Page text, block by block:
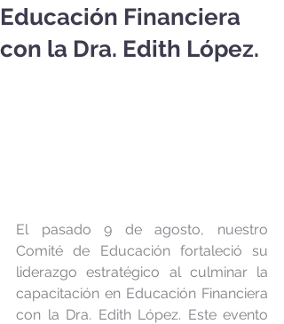
Educación Financiera
con la Dra. Edith López.
El pasado 9 de agosto, nuestro
Comité de Educación fortaleció su
liderazgo estratégico al culminar la
capacitación en Educación Financiera
con la Dra. Edith López. Este evento